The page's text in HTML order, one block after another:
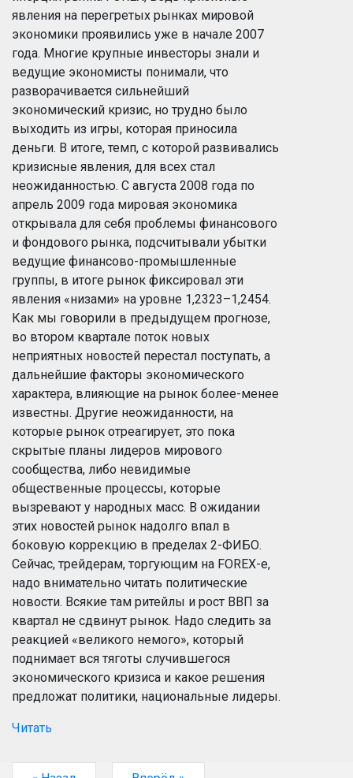
явления на перегретых рынках мировой
экономики проявились уже в начале 2007
года. Многие крупные инвесторы знали и
ведущие экономисты понимали, что
разворачивается сильнейший
экономический кризис, но трудно было
выходить из игры, которая приносила
деньги. В итоге, темп, с которой развивались
кризисные явления, для всех стал
неожиданностью. С августа 2008 года по
апрель 2009 года мировая экономика
открывала для себя проблемы финансового
и фондового рынка, подсчитывали убытки
ведущие финансово-промышленные
группы, в итоге рынок фиксировал эти
явления «низами» на уровне 1,2323–1,2454.
Как мы говорили в предыдущем прогнозе,
во втором квартале поток новых
неприятных новостей перестал поступать, а
дальнейшие факторы экономического
характера, влияющие на рынок более-менее
известны. Другие неожиданности, на
которые рынок отреагирует, это пока
скрытые планы лидеров мирового
сообщества, либо невидимые
общественные процессы, которые
вызревают у народных масс. В ожидании
этих новостей рынок надолго впал в
боковую коррекцию в пределах 2-ФИБО.
Сейчас, трейдерам, торгующим на FOREX-е,
надо внимательно читать политические
новости. Всякие там ритейлы и рост ВВП за
квартал не сдвинут рынок. Надо следить за
реакцией «великого немого», который
поднимает вся тяготы случившегося
экономического кризиса и какое решения
предложат политики, национальные лидеры.
Читать